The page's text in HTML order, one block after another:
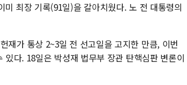
최장 기록(91일)을 갈아치웠다. 노 전 대통령의
재가 통상 2~3일 전 선고일을 고지한 만큼, 이번
다. 18일은 박성재 법무부 장관 탄핵심판 변론이